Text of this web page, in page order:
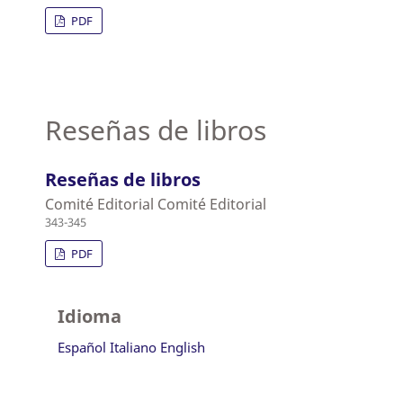
PDF
Reseñas de libros
Reseñas de libros
Comité Editorial Comité Editorial
343-345
PDF
Idioma
Español Italiano English